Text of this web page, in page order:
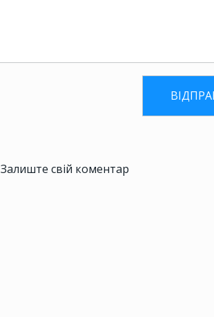
Залиште свій коментар